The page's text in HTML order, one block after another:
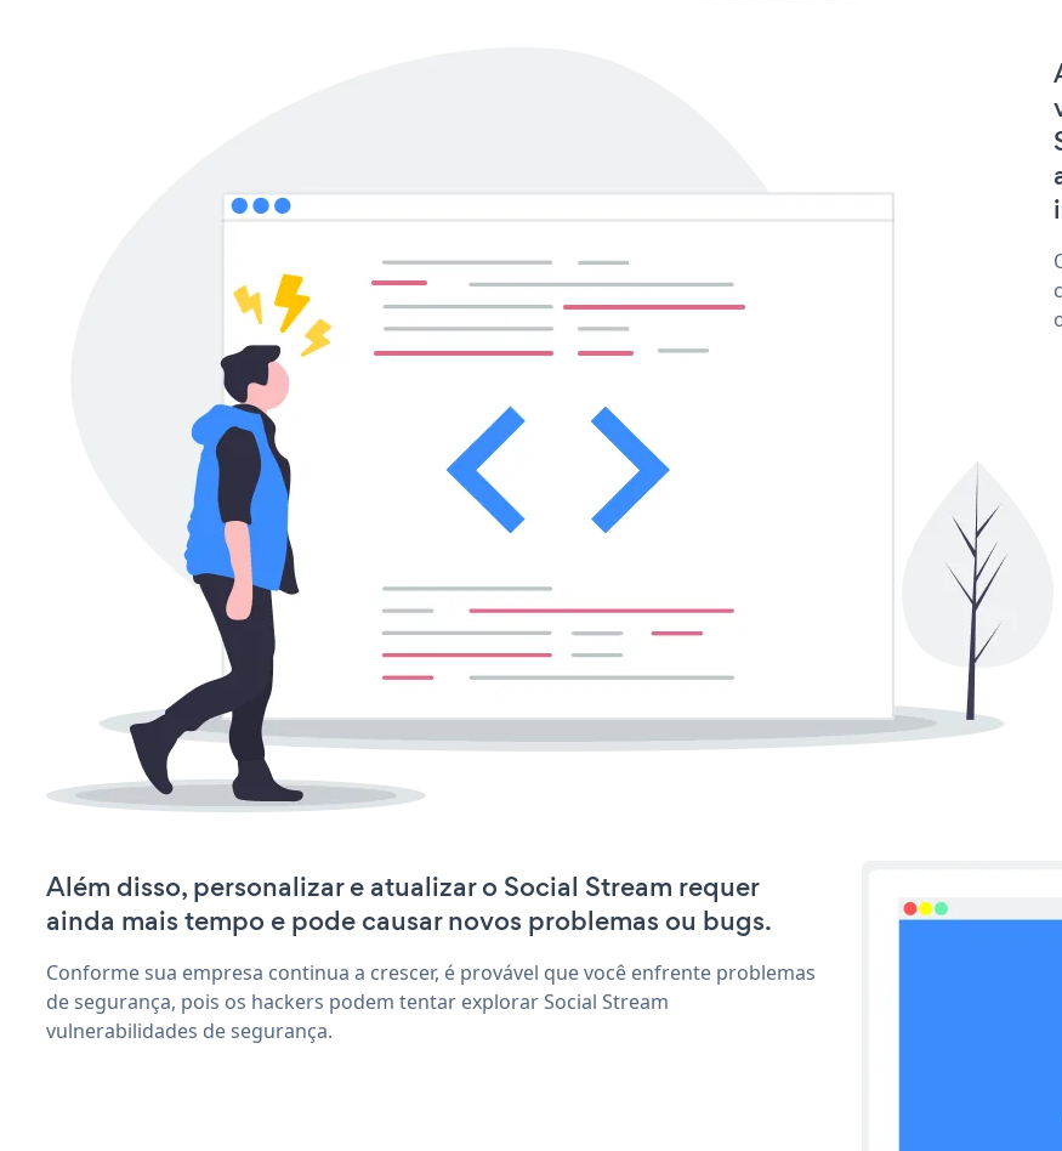
Além disso, personalizar e atualizar o Social Stream requer
ainda mais tempo e pode causar novos problemas ou bugs.
Conforme sua empresa continua a crescer, é provável que você enfrente problemas
de segurança, pois os hackers podem tentar explorar Social Stream
vulnerabilidades de segurança.